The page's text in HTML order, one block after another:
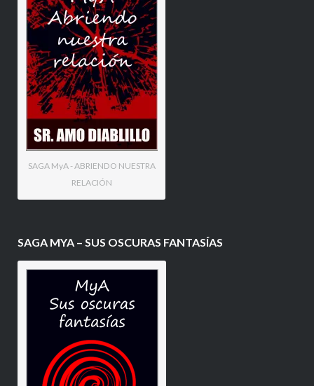
SAGA MyA - ABRIENDO NUESTRA
RELACIÓN
SAGA MYA – SUS OSCURAS FANTASÍAS